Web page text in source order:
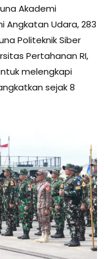
Akademi
Angkatan Udara, 283
Politeknik Siber
Pertahanan RI,
melengkapi
sejak 8